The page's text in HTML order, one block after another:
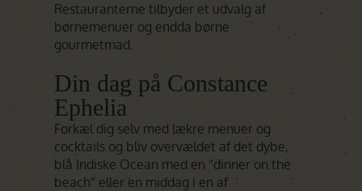
Restauranterne tilbyder et udvalg af
børnemenuer og endda børne
gourmetmad.
Din dag på Constance
Ephelia
Forkæl dig selv med lækre menuer og
cocktails og bliv overvældet af det dybe,
blå Indiske Ocean med en “dinner on the
beach” eller en middag i en af